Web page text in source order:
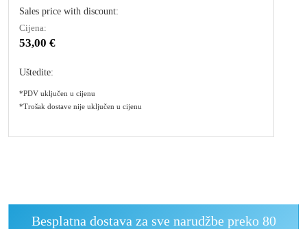
Sales price with discount:
Cijena:
53,00 €
Uštedite:
*PDV uključen u cijenu
*Trošak dostave nije uključen u cijenu
Besplatna dostava za sve narudžbe preko 80